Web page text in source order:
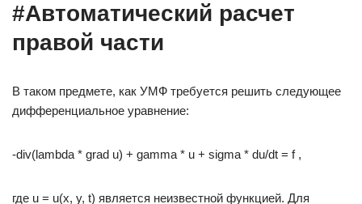
#Автоматический расчет
правой части
В таком предмете, как УМФ требуется решить следующее
дифференциальное уравнение:
-div(lambda * grad u) + gamma * u + sigma * du/dt = f ,
где u = u(x, y, t) является неизвестной функцией. Для